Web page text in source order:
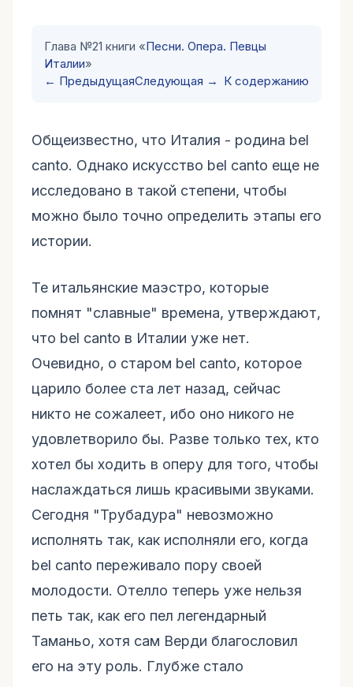
Глава №21 книги «Песни. Опера. Певцы
Италии»
← ПредыдущаяСледующая → К содержанию
Общеизвестно, что Италия - родина bel
canto. Однако искусство bel canto еще не
исследовано в такой степени, чтобы
можно было точно определить этапы его
истории.
Те итальянские маэстро, которые
помнят "славные" времена, утверждают,
что bel canto в Италии уже нет.
Очевидно, о старом bel canto, которое
царило более ста лет назад, сейчас
никто не сожалеет, ибо оно никого не
удовлетворило бы. Разве только тех, кто
хотел бы ходить в оперу для того, чтобы
наслаждаться лишь красивыми звуками.
Сегодня "Трубадура" невозможно
исполнять так, как исполняли его, когда
bel canto переживало пору своей
молодости. Отелло теперь уже нельзя
петь так, как его пел легендарный
Таманьо, хотя сам Верди благословил
его на эту роль. Глубже стало